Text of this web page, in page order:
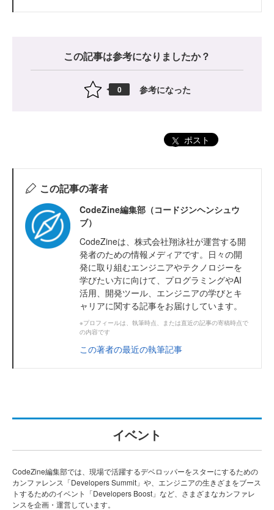
この記事は参考になりましたか？
0 参考になった
ポスト
この記事の著者
CodeZine編集部（コードジンヘンシュウ
ブ）
CodeZineは、株式会社翔泳社が運営する開
発者のための情報メディアです。日々の開
発に取り組むエンジニアやテクノロジーを
学びたい方に向けて、プログラミングやAI
活用、開発ツール、エンジニアの学びとキ
ャリアに関する記事をお届けしています。
※プロフィールは、執筆時点、または直近の記事の寄稿時点で
の内容です
この著者の最近の執筆記事
イベント
CodeZine編集部では、現場で活躍するデベロッパーをスターにするための
カンファレンス「Developers Summit」や、エンジニアの生きざまをブース
トするためのイベント「Developers Boost」など、さまざまなカンファレ
ンスを企画・運営しています。